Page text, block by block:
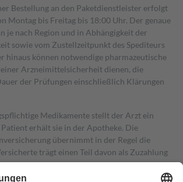
Bestellung an den Paketdienstleister erfolgt
Montag bis Freitag bis 18:00 Uhr. Der genaue
je nach Region und in Abhängigkeit der
sowie vom Zustellzeitpunkt des Spediteurs
hinaus können notwendige pharmazeutische
Arzneimittelsicherheit dienen, die
der Prüfungen einschließlich Klärungen
Medikamente stellt der Arzt ein
Patient erhält sie in der Apotheke. Die
übernimmt in der Regel die
trägt einen Teil davon als Zuzahlung
Mitglieder Zuzahlungen in Höhe von zehn